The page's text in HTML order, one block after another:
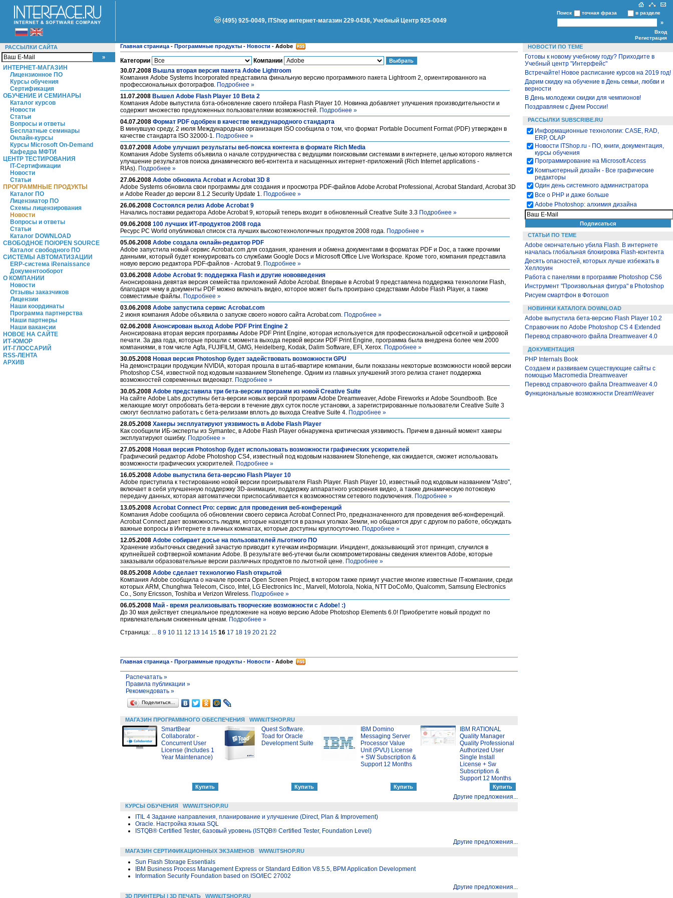
(495) 925-0049, ITShop интернет-магазин 229-0436, Учебный Центр 925-0049
Поиск точная фраза в разделе
Вход
Регистрация
РАССЫЛКИ САЙТА
ИНТЕРНЕТ-МАГАЗИН
Лицензионное ПО
Курсы обучения
Сертификация
ОБУЧЕНИЕ И СЕМИНАРЫ
Каталог курсов
Новости
Статьи
Вопросы и ответы
Бесплатные семинары
Онлайн-курсы
Курсы Microsoft On-Demand
Кафедра МФТИ
ЦЕНТР ТЕСТИРОВАНИЯ
IT-Сертификации
Новости
Статьи
ПРОГРАММНЫЕ ПРОДУКТЫ
Каталог ПО
Лицензиатор ПО
Схемы лицензирования
Новости
Вопросы и ответы
Статьи
Каталог DOWNLOAD
СВОБОДНОЕ ПО/OPEN SOURCE
Каталог свободного ПО
СИСТЕМЫ АВТОМАТИЗАЦИИ
ERP-система iRenaissance
Документооборот
О КОМПАНИИ
Новости
Отзывы заказчиков
Лицензии
Наши координаты
Программа партнерства
Наши партнеры
Наши вакансии
НОВОЕ НА САЙТЕ
ИТ-ЮМОР
ИТ-ГЛОССАРИЙ
RSS-ЛЕНТА
АРХИВ
Главная страница - Программные продукты - Новости - Adobe
Категории
Компании
30.07.2008 Вышла вторая версия пакета Adobe Lightroom
Компания Adobe Systems Incorporated представила финальную версию программного пакета Lightroom 2, ориентированного на
профессиональных фотографов. Подробнее »
11.07.2008 Вышел Adobe Flash Player 10 Beta 2
Компания Adobe выпустила бэта-обновление своего плэйера Flash Player 10. Новинка добавляет улучшения производительности и
содержит множество предложенных пользователями возможностей. Подробнее »
04.07.2008 Формат PDF одобрен в качестве международного стандарта
В минувшую среду, 2 июля Международная организация ISO сообщила о том, что формат Portable Document Format (PDF) утвержден в
качестве стандарта ISO 32000-1. Подробнее »
03.07.2008 Adobe улучшил результаты веб-поиска контента в формате Rich Media
Компания Adobe Systems объявила о начале сотрудничества с ведущими поисковыми системами в интернете, целью которого является
улучшение результатов поиска динамического веб-контента и насыщенных интернет-приложений (Rich Internet applications -
RIAs). Подробнее »
27.06.2008 Adobe обновила Acrobat и Acrobat 3D 8
Adobe Systems обновила свои программы для создания и просмотра PDF-файлов Adobe Acrobat Professional, Acrobat Standard, Acrobat 3D
и Adobe Reader до версии 8.1.2 Security Update 1. Подробнее »
26.06.2008 Состоялся релиз Adobe Acrobat 9
Начались поставки редактора Adobe Acrobat 9, который теперь входит в обновленный Creative Suite 3.3 Подробнее »
09.06.2008 100 лучших ИТ-продуктов 2008 года
Ресурс PC World опубликовал список ста лучших высокотехнологичных продуктов 2008 года. Подробнее »
05.06.2008 Adobe создала онлайн-редактор PDF
Adobe запустила новый сервис Acrobat.com для создания, хранения и обмена документами в форматах PDF и Doc, а также прочими
данными, который будет конкурировать со службами Google Docs и Microsoft Office Live Workspace. Кроме того, компания представила
новую версию редактора PDF-файлов - Acrobat 9. Подробнее »
03.06.2008 Adobe Acrobat 9: поддержка Flash и другие нововведения
Анонсирована девятая версия семейства приложений Adobe Acrobat. Впервые в Acrobat 9 представлена поддержка технологии Flash,
благодаря чему в документы PDF можно включать видео, которое может быть проиграно средствами Adobe Flash Player, а также
совместимые файлы. Подробнее »
03.06.2008 Adobe запустила сервис Acrobat.com
2 июня компания Adobe объявила о запуске своего нового сайта Acrobat.com. Подробнее »
02.06.2008 Анонсирован выход Adobe PDF Print Engine 2
Анонсирована вторая версия программы Adobe PDF Print Engine, которая используется для профессиональной офсетной и цифровой
печати. За два года, которые прошли с момента выхода первой версии PDF Print Engine, программа была внедрена более чем 2000
компаниями, в том числе Agfa, FUJIFILM, GMG, Heidelberg, Kodak, Dalim Software, EFI, Xerox. Подробнее »
30.05.2008 Новая версия Photoshop будет задействовать возможности GPU
На демонстрации продукции NVIDIA, которая прошла в штаб-квартире компании, были показаны некоторые возможности новой версии
Photoshop CS4, известной под кодовым названием Stonehenge. Одним из главных улучшений этого релиза станет поддержка
возможностей современных видеокарт. Подробнее »
30.05.2008 Adobe представила три бета-версии программ из новой Creative Suite
На сайте Adobe Labs доступны бета-версии новых версий программ Adobe Dreamweaver, Adobe Fireworks и Adobe Soundbooth. Все
желающие могут опробовать бета-версии в течение двух суток после установки, а зарегистрированные пользователи Creative Suite 3
смогут бесплатно работать с бета-релизами вплоть до выхода Creative Suite 4. Подробнее »
28.05.2008 Хакеры эксплуатируют уязвимость в Adobe Flash Player
Как сообщили ИБ-эксперты из Symantec, в Adobe Flash Player обнаружена критическая уязвимость. Причем в данный момент хакеры
эксплуатируют ошибку. Подробнее »
27.05.2008 Новая версия Photoshop будет использовать возможности графических ускорителей
Графический редактор Adobe Photoshop CS4, известный под кодовым названием Stonehenge, как ожидается, сможет использовать
возможности графических ускорителей. Подробнее »
16.05.2008 Adobe выпустила бета-версию Flash Player 10
Adobe приступила к тестированию новой версии проигрывателя Flash Player. Flash Player 10, известный под кодовым названием "Astro",
включает в себя улучшенную поддержку 3D-анимации, поддержку аппаратного ускорения видео, а также динамическую потоковую
передачу данных, которая автоматически приспосабливается к возможностям сетевого подключения. Подробнее »
13.05.2008 Acrobat Connect Pro: сервис для проведения веб-конференций
Компания Adobe сообщила об обновлении своего сервиса Acrobat Connect Pro, предназначенного для проведения веб-конференций.
Acrobat Connect дает возможность людям, которые находятся в разных уголках Земли, но общаются друг с другом по работе, обсуждать
важные вопросы в Интернете в личных комнатах, которые доступны круглосуточно. Подробнее »
12.05.2008 Adobe собирает досье на пользователей льготного ПО
Хранение избыточных сведений зачастую приводит к утечкам информации. Инцидент, доказывающий этот принцип, случился в
крупнейшей софтверной компании Adobe. В результате веб-утечки были скомпрометированы сведения клиентов Adobe, которые
заказывали образовательные версии различных продуктов по льготной цене. Подробнее »
08.05.2008 Adobe сделает технологию Flash открытой
Компания Adobe сообщила о начале проекта Open Screen Project, в котором также примут участие многие известные IT-компании, среди
которых ARM, Chunghwa Telecom, Cisco, Intel, LG Electronics Inc., Marvell, Motorola, Nokia, NTT DoCoMo, Qualcomm, Samsung Electronics
Co., Sony Ericsson, Toshiba и Verizon Wireless. Подробнее »
06.05.2008 Май - время реализовывать творческие возможности с Adobe! :)
До 30 мая действует специальное предложение на новую версию Adobe Photoshop Elements 6.0! Приобретите новый продукт по
привлекательным сниженным ценам. Подробнее »
Страница: ... 8 9 10 11 12 13 14 15 16 17 18 19 20 21 22
Главная страница - Программные продукты - Новости - Adobe
Распечатать »
Правила публикации »
Рекомендовать »
Поделиться…
МАГАЗИН ПРОГРАММНОГО ОБЕСПЕЧЕНИЯ WWW.ITSHOP.RU
SmartBear
Collaborator -
Concurrent User
License (Includes 1
Year Maintenance)
Quest Software.
Toad for Oracle
Development Suite
IBM Domino
Messaging Server
Processor Value
Unit (PVU) License
+ SW Subscription &
Support 12 Months
IBM RATIONAL
Quality Manager
Quality Professional
Authorized User
Single Install
License + Sw
Subscription &
Support 12 Months
Другие предложения...
КУРСЫ ОБУЧЕНИЯ WWW.ITSHOP.RU
ITIL 4 Задание направления, планирование и улучшение (Direct, Plan & Improvement)
Oracle. Настройка языка SQL
ISTQB® Certified Tester, базовый уровень (ISTQB® Certified Tester, Foundation Level)
Другие предложения...
МАГАЗИН СЕРТИФИКАЦИОННЫХ ЭКЗАМЕНОВ WWW.ITSHOP.RU
Sun Flash Storage Essentials
IBM Business Process Management Express or Standard Edition V8.5.5, BPM Application Development
Information Security Foundation based on ISO/IEC 27002
Другие предложения...
3D ПРИНТЕРЫ | 3D ПЕЧАТЬ WWW.ITSHOP.RU
НОВОСТИ ПО ТЕМЕ
Готовы к новому учебному году? Приходите в
Учебный центр "Интерфейс"
Встречайте! Новое расписание курсов на 2019 год!
Дарим скидку на обучение в День семьи, любви и
верности
В День молодежи скидки для чемпионов!
Поздравляем с Днем России!
РАССЫЛКИ SUBSCRIBE.RU
Информационные технологии: CASE, RAD,
ERP, OLAP
Новости ITShop.ru - ПО, книги, документация,
курсы обучения
Программирование на Microsoft Access
Компьютерный дизайн - Все графические
редакторы
Один день системного администратора
Все о PHP и даже больше
Adobe Photoshop: алхимия дизайна
СТАТЬИ ПО ТЕМЕ
Adobe окончательно убила Flash. В интернете
началась глобальная блокировка Flash-контента
Десять опасностей, которых лучше избежать в
Хеллоуин
Работа с панелями в программе Photoshop CS6
Инструмент "Произвольная фигура" в Photoshop
Рисуем смартфон в Фотошоп
НОВИНКИ КАТАЛОГА DOWNLOAD
Adobe выпустила бета-версию Flash Player 10.2
Справочник по Adobe Photoshop CS 4 Extended
Перевод справочного файла Dreamweaver 4.0
ДОКУМЕНТАЦИЯ
PHP Internals Book
Создаем и развиваем существующие сайты с
помощью Macromedia Dreamweaver
Перевод справочного файла Dreamweaver 4.0
Функциональные возможности DreamWeaver